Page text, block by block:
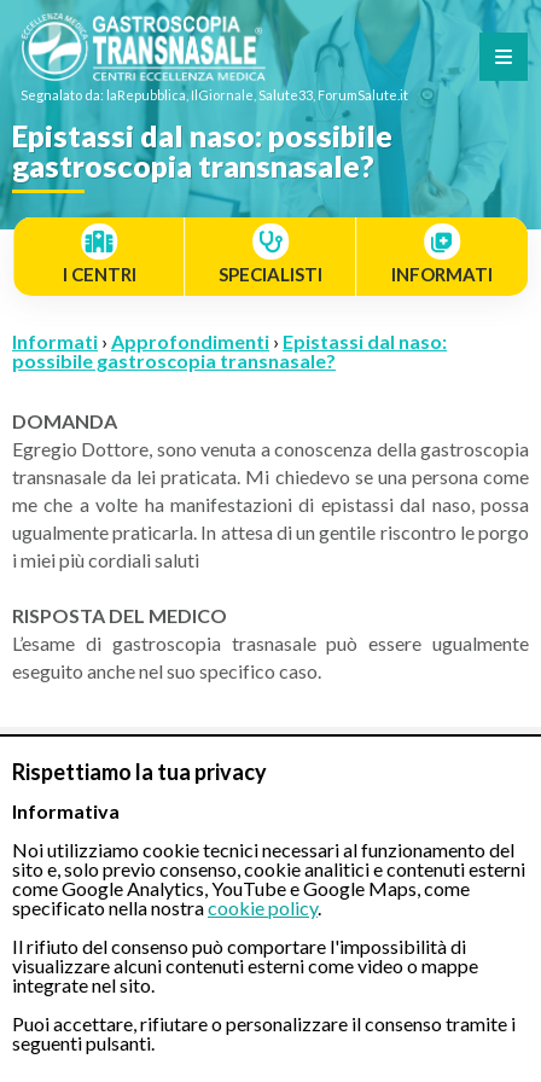
Rispettiamo la tua privacy
Informativa
Noi utilizziamo cookie tecnici necessari al funzionamento del
sito e, solo previo consenso, cookie analitici e contenuti esterni
come Google Analytics, YouTube e Google Maps, come
specificato nella nostracookie policy.
Il rifiuto del consenso può comportare l'impossibilità di
visualizzare alcuni contenuti esterni come video o mappe
integrate nel sito.
Puoi accettare, rifiutare o personalizzare il consenso tramite i
seguenti pulsanti.
Segnalato da: laRepubblica, IlGiornale, Salute33, ForumSalute.it
Epistassi dal naso: possibile
gastroscopia transnasale?
I CENTRI SPECIALISTI INFORMATI
Informati › Approfondimenti › Epistassi dal naso:
possibile gastroscopia transnasale?
DOMANDA
Egregio Dottore, sono venuta a conoscenza della gastroscopia
transnasale da lei praticata. Mi chiedevo se una persona come
me che a volte ha manifestazioni di epistassi dal naso, possa
ugualmente praticarla. In attesa di un gentile riscontro le porgo
i miei più cordiali saluti
RISPOSTA DEL MEDICO
L’esame di gastroscopia trasnasale può essere ugualmente
eseguito anche nel suo specifico caso.
CONTATTI
Chiamaci
Servizio disponibile dal Lunedì al Sabato dalle ore 9:00 alle ore 18:00.